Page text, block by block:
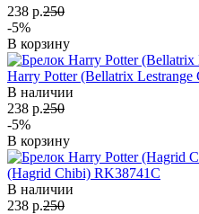
238 р.250
-5%
В корзину
Harry Potter (Bellatrix
В наличии
238 р.250
-5%
В корзину
(Hagrid Chibi) RK38741C
В наличии
238 р.250